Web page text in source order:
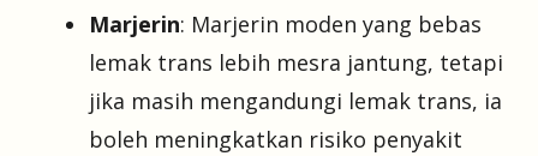
Marjerin: Marjerin moden yang bebas
lemak trans lebih mesra jantung, tetapi
jika masih mengandungi lemak trans, ia
boleh meningkatkan risiko penyakit